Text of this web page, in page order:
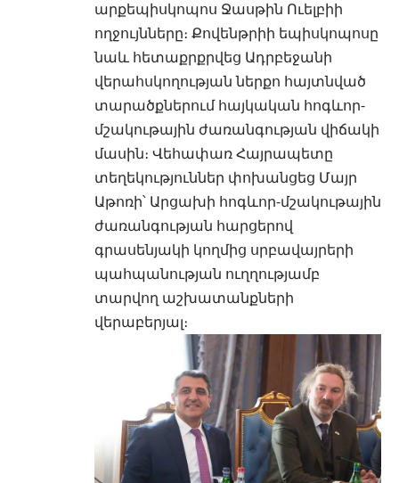
արքեպիսկոպոս Ջասթին Ուելբիի
ողջույնները։ Քովենթրիի եպիսկոպոսը
նաև հետաքրքրվեց Ադրբեջանի
վերահսկողության ներքո հայտնված
տարածքներում հայկական հոգևոր-
մշակութային ժառանգության վիճակի
մասին։ Վեհափառ Հայրապետը
տեղեկություններ փոխանցեց Մայր
Աթոռի՝ Արցախի հոգևոր-մշակութային
ժառանգության հարցերով
գրասենյակի կողմից սրբավայրերի
պահպանության ուղղությամբ
տարվող աշխատանքների
վերաբերյալ։